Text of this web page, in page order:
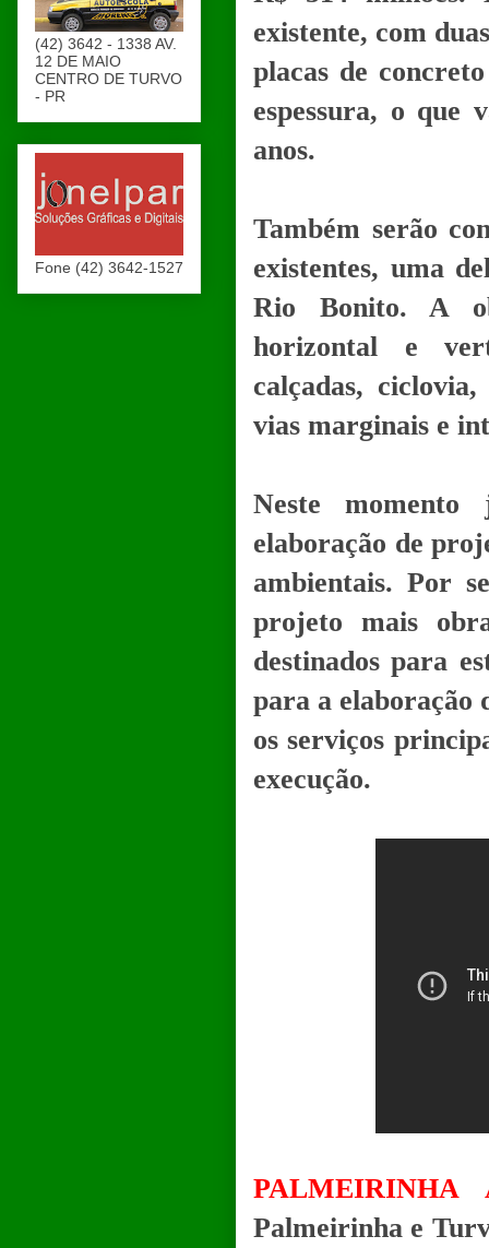
existente, com
placas de
espessura, o
anos.
Também serão
existentes, uma
Rio Bonito. A
horizontal e
calçadas,
vias marginais e
Neste
elaboração de
ambientais. Por
projeto mais
destinados para
para a elaboração
os serviços
execução.
PALMEIRINHA
Palmeirinha e
(42) 3642 - 1338 AV.
12 DE MAIO
CENTRO DE TURVO
- PR
Fone (42) 3642-1527